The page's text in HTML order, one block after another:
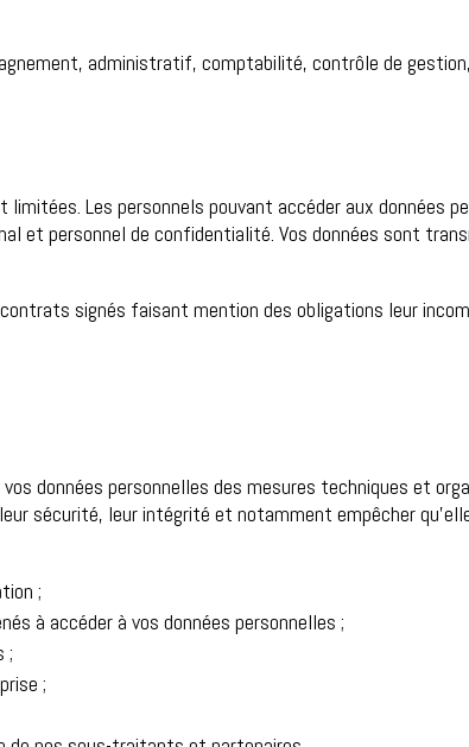
administratif, comptabilité, contrôle de
Les personnels pouvant accéder aux données
et personnel de confidentialité. Vos données sont
signés faisant mention des obligations leur
données personnelles des mesures techniques et
sécurité, leur intégrité et notamment empêcher
;
à accéder à vos données personnelles ;
;
;